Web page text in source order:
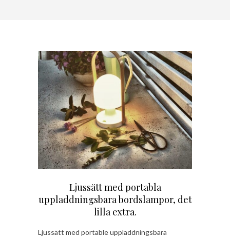
Ljussätt med portabla
uppladdningsbara bordslampor, det
lilla extra.
Ljussätt med portable uppladdningsbara